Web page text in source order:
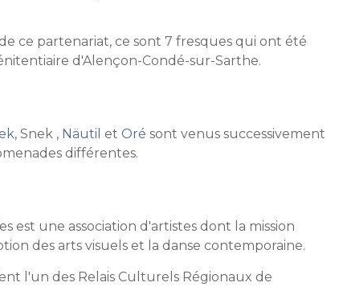
ce partenariat, ce sont 7 fresques qui ont été
d'Alençon-Condé-sur-Sarthe.
, Snek , Näutil et Oré sont venus successivement
différentes.
est une association d'artistes dont la mission
des arts visuels et la danse contemporaine.
l'un des Relais Culturels Régionaux de